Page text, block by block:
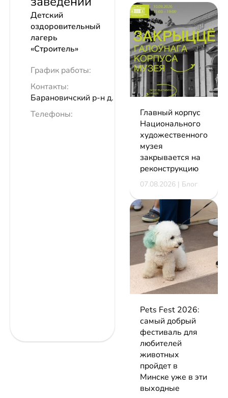
Детский
оздоровительный
лагерь
«Строитель»
График работы:
Контакты:
Барановичский р-н д. Павлиново
Телефоны:
Главный корпус
Национального
художественного
музея
закрывается на
реконструкцию
07.08.2026 | Блог
Pets Fest 2026:
самый добрый
фестиваль для
любителей
животных
пройдет в
Минске уже в эти
выходные